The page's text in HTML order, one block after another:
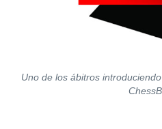
Uno de los ábitros